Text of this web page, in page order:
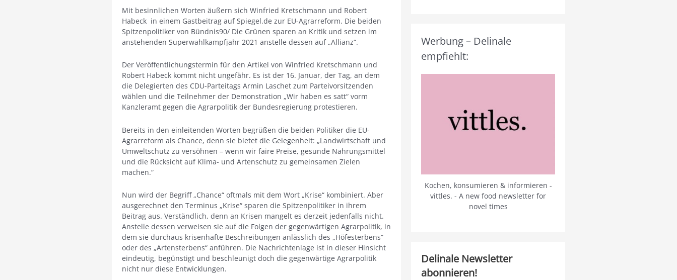
Mit besinnlichen Worten äußern sich Winfried Kretschmann und Robert
Habeck in einem Gastbeitrag auf Spiegel.de zur EU-Agrarreform. Die beiden
Spitzenpolitiker von Bündnis90/ Die Grünen sparen an Kritik und setzen im
anstehenden Superwahlkampfjahr 2021 anstelle dessen auf „Allianz“.
Der Veröffentlichungstermin für den Artikel von Winfried Kretschmann und
Robert Habeck kommt nicht ungefähr. Es ist der 16. Januar, der Tag, an dem
die Delegierten des CDU-Parteitags Armin Laschet zum Parteivorsitzenden
wählen und die Teilnehmer der Demonstration „Wir haben es satt“ vorm
Kanzleramt gegen die Agrarpolitik der Bundesregierung protestieren.
Bereits in den einleitenden Worten begrüßen die beiden Politiker die EU-
Agrarreform als Chance, denn sie bietet die Gelegenheit: „Landwirtschaft und
Umweltschutz zu versöhnen – wenn wir faire Preise, gesunde Nahrungsmittel
und die Rücksicht auf Klima- und Artenschutz zu gemeinsamen Zielen
machen.“
Nun wird der Begriff „Chance“ oftmals mit dem Wort „Krise“ kombiniert. Aber
ausgerechnet den Terminus „Krise“ sparen die Spitzenpolitiker in ihrem
Beitrag aus. Verständlich, denn an Krisen mangelt es derzeit jedenfalls nicht.
Anstelle dessen verweisen sie auf die Folgen der gegenwärtigen Agrarpolitik, in
dem sie durchaus krisenhafte Beschreibungen anlässlich des „Höfesterbens“
oder des „Artensterbens“ anführen. Die Nachrichtenlage ist in dieser Hinsicht
eindeutig, begünstigt und beschleunigt doch die gegenwärtige Agrarpolitik
nicht nur diese Entwicklungen.
Werbung – Delinale
empfiehlt:
Kochen, konsumieren & informieren -
vittles. - A new food newsletter for
novel times
Delinale Newsletter
abonnieren!